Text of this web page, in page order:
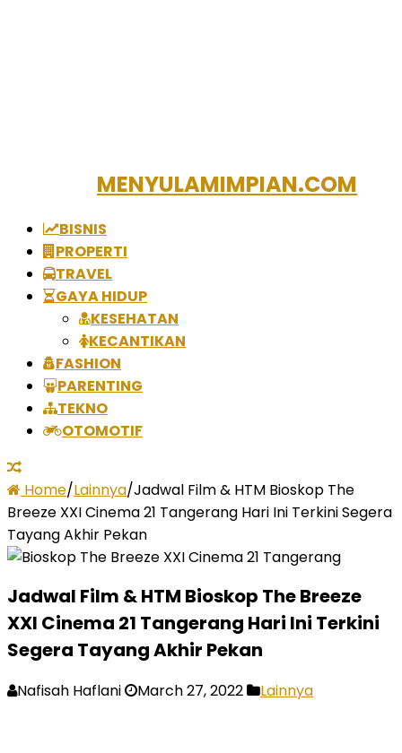
MENYULAMIMPIAN.COM
BISNIS
PROPERTI
TRAVEL
GAYA HIDUP
KESEHATAN
KECANTIKAN
FASHION
PARENTING
TEKNO
OTOMOTIF
Home/Lainnya/Jadwal Film & HTM Bioskop The
Breeze XXI Cinema 21 Tangerang Hari Ini Terkini Segera
Tayang Akhir Pekan
Jadwal Film & HTM Bioskop The Breeze
XXI Cinema 21 Tangerang Hari Ini Terkini
Segera Tayang Akhir Pekan
Nafisah Haflani March 27, 2022 Lainnya